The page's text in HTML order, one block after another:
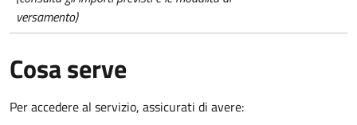
versamento)
Cosa serve
Per accedere al servizio, assicurati di avere: